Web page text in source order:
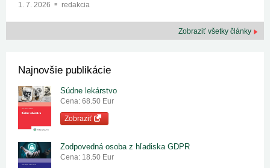
1. 7. 2026 redakcia
Zobraziť všetky články
Najnovšie publikácie
Súdne lekárstvo
Cena: 68.50 Eur
Zobraziť
Zodpovedná osoba z hľadiska GDPR
Cena: 18.50 Eur